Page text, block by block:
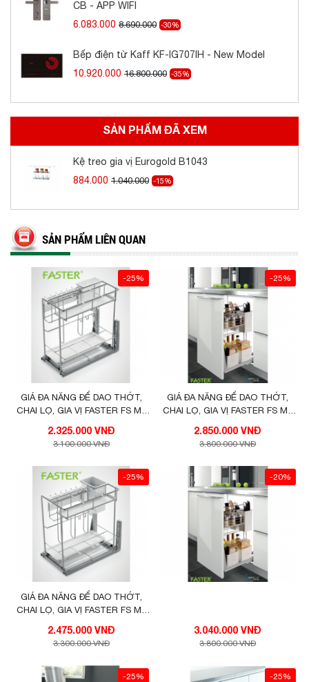
CB - APP WIFI
6.083.000 8.690.000 -30%
Bếp điện từ Kaff KF-IG707IH - New Model
10.920.000 16.800.000 -35%
SẢN PHẨM ĐÃ XEM
Kệ treo gia vị Eurogold B1043
884.000 1.040.000 -15%
SẢN PHẨM LIÊN QUAN
-25%
GIÁ ĐA NĂNG ĐỂ DAO THỚT,
CHAI LỌ, GIA VỊ FASTER FS MF
2.325.000 VNĐ
3.100.000 VNĐ
-25%
GIÁ ĐA NĂNG ĐỂ DAO THỚT,
CHAI LỌ, GIA VỊ FASTER FS MF
2.850.000 VNĐ
3.800.000 VNĐ
-25%
GIÁ ĐA NĂNG ĐỂ DAO THỚT,
CHAI LỌ, GIA VỊ FASTER FS MF
2.475.000 VNĐ
3.300.000 VNĐ
-20%
3.040.000 VNĐ
3.800.000 VNĐ
-25% -25%